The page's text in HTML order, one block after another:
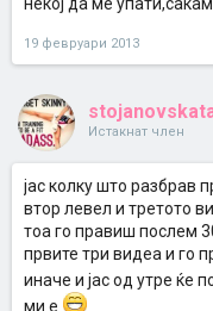
19 февруари 2013
Истакнат член
јас колку што разбрав
втор левел и третото
тоа го правиш послем
првите три видеа и го
иначе и јас од утре ќе
ми е